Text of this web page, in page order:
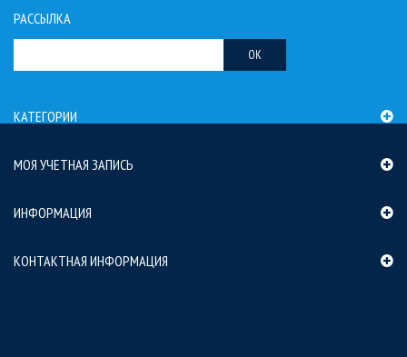
РАССЫЛКА
OK
КАТЕГОРИИ
МОЯ УЧЕТНАЯ ЗАПИСЬ
ИНФОРМАЦИЯ
КОНТАКТНАЯ ИНФОРМАЦИЯ